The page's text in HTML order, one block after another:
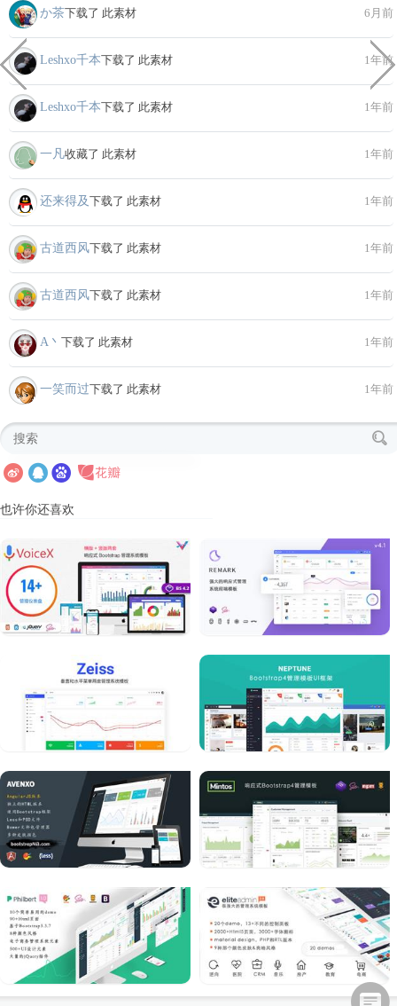
か茶下载了 此素材 6月前
Leshxo千本下载了 此素材 1年前
Leshxo千本下载了 此素材 1年前
一凡收藏了 此素材 1年前
还来得及下载了 此素材 1年前
古道西风下载了 此素材 1年前
古道西风下载了 此素材 1年前
A丶 下载了 此素材 1年前
一笑而过下载了 此素材 1年前
也许你还喜欢